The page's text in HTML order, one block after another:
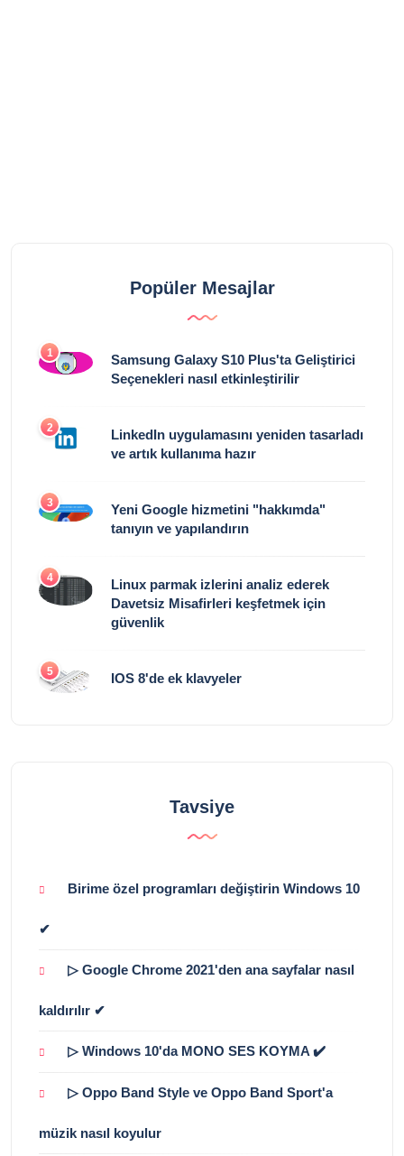
Popüler Mesajlar
1
Samsung Galaxy S10 Plus'ta Geliştirici
Seçenekleri nasıl etkinleştirilir
2
LinkedIn uygulamasını yeniden tasarladı
ve artık kullanıma hazır
3
Yeni Google hizmetini "hakkımda"
tanıyın ve yapılandırın
4
Linux parmak izlerini analiz ederek
Davetsiz Misafirleri keşfetmek için
güvenlik
5 IOS 8'de ek klavyeler
Tavsiye
Birime özel programları değiştirin Windows 10
✔
▷ Google Chrome 2021'den ana sayfalar nasıl
kaldırılır ✔
▷ Windows 10'da MONO SES KOYMA ✔️
▷ Oppo Band Style ve Oppo Band Sport'a
müzik nasıl koyulur